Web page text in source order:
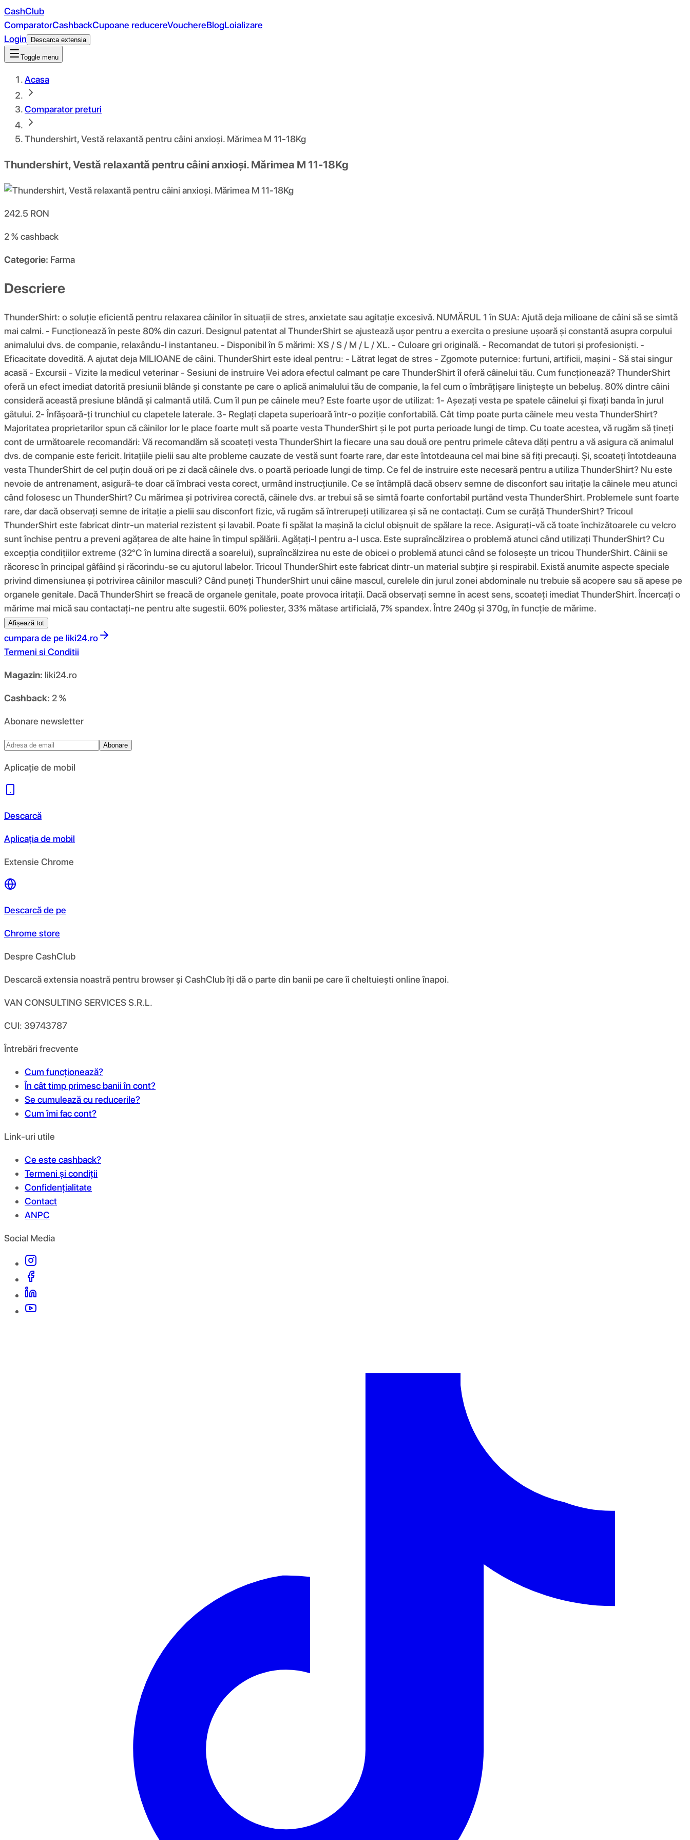
CashClub
ComparatorCashbackCupoane reducereVouchereBlogLoializare
Login
Descarca extensia
Toggle menu
Acasa
Comparator preturi
Thundershirt, Vestă relaxantă pentru câini anxioși. Mărimea M 11-18Kg
Thundershirt, Vestă relaxantă pentru câini anxioși. Mărimea M 11-18Kg
242.5 RON
2 %cashback
Categorie: Farma
Descriere
ThunderShirt: o soluție eficientă pentru relaxarea câinilor în situații de stres, anxietate sau agitație excesivă. NUMĂRUL 1 în SUA: Ajută deja milioane de câini să se simtă
mai calmi. - Funcționează în peste 80% din cazuri. Designul patentat al ThunderShirt se ajustează ușor pentru a exercita o presiune ușoară și constantă asupra corpului
animalului dvs. de companie, relaxându-l instantaneu. - Disponibil în 5 mărimi: XS / S / M / L / XL. - Culoare gri originală. - Recomandat de tutori și profesioniști. -
Eficacitate dovedită. A ajutat deja MILIOANE de câini. ThunderShirt este ideal pentru: - Lătrat legat de stres - Zgomote puternice: furtuni, artificii, mașini - Să stai singur
acasă - Excursii - Vizite la medicul veterinar - Sesiuni de instruire Vei adora efectul calmant pe care ThunderShirt îl oferă câinelui tău. Cum funcționează? ThunderShirt
oferă un efect imediat datorită presiunii blânde și constante pe care o aplică animalului tău de companie, la fel cum o îmbrățișare liniștește un bebeluș. 80% dintre câini
consideră această presiune blândă și calmantă utilă. Cum îl pun pe câinele meu? Este foarte ușor de utilizat: 1- Așezați vesta pe spatele câinelui și fixați banda în jurul
gâtului. 2- Înfășoară-ți trunchiul cu clapetele laterale. 3- Reglați clapeta superioară într-o poziție confortabilă. Cât timp poate purta câinele meu vesta ThunderShirt?
Majoritatea proprietarilor spun că câinilor lor le place foarte mult să poarte vesta ThunderShirt și le pot purta perioade lungi de timp. Cu toate acestea, vă rugăm să țineți
cont de următoarele recomandări: Vă recomandăm să scoateți vesta ThunderShirt la fiecare una sau două ore pentru primele câteva dăți pentru a vă asigura că animalul
dvs. de companie este fericit. Iritațiile pielii sau alte probleme cauzate de vestă sunt foarte rare, dar este întotdeauna cel mai bine să fiți precauți. Și, scoateți întotdeauna
vesta ThunderShirt de cel puțin două ori pe zi dacă câinele dvs. o poartă perioade lungi de timp. Ce fel de instruire este necesară pentru a utiliza ThunderShirt? Nu este
nevoie de antrenament, asigură-te doar că îmbraci vesta corect, urmând instrucțiunile. Ce se întâmplă dacă observ semne de disconfort sau iritație la câinele meu atunci
când folosesc un ThunderShirt? Cu mărimea și potrivirea corectă, câinele dvs. ar trebui să se simtă foarte confortabil purtând vesta ThunderShirt. Problemele sunt foarte
rare, dar dacă observați semne de iritație a pielii sau disconfort fizic, vă rugăm să întrerupeți utilizarea și să ne contactați. Cum se curăță ThunderShirt? Tricoul
ThunderShirt este fabricat dintr-un material rezistent și lavabil. Poate fi spălat la mașină la ciclul obișnuit de spălare la rece. Asigurați-vă că toate închizătoarele cu velcro
sunt închise pentru a preveni agățarea de alte haine în timpul spălării. Agățați-l pentru a-l usca. Este supraîncălzirea o problemă atunci când utilizați ThunderShirt? Cu
excepția condițiilor extreme (32°C în lumina directă a soarelui), supraîncălzirea nu este de obicei o problemă atunci când se folosește un tricou ThunderShirt. Câinii se
răcoresc în principal gâfâind și răcorindu-se cu ajutorul labelor. Tricoul ThunderShirt este fabricat dintr-un material subțire și respirabil. Există anumite aspecte speciale
privind dimensiunea și potrivirea câinilor masculi? Când puneți ThunderShirt unui câine mascul, curelele din jurul zonei abdominale nu trebuie să acopere sau să apese pe
organele genitale. Dacă ThunderShirt se freacă de organele genitale, poate provoca iritații. Dacă observați semne în acest sens, scoateți imediat ThunderShirt. Încercați o
mărime mai mică sau contactați-ne pentru alte sugestii. 60% poliester, 33% mătase artificială, 7% spandex. Între 240g și 370g, în funcție de mărime.
Afișează tot
cumpara de pe liki24.ro
Termeni si Conditii
Magazin: liki24.ro
Cashback: 2 %
Abonare newsletter
Abonare
Aplicație de mobil
Descarcă
Aplicația de mobil
Extensie Chrome
Descarcă de pe
Chrome store
Despre CashClub
Descarcă extensia noastră pentru browser și CashClub îți dă o parte din banii pe care îi cheltuiești online înapoi.
VAN CONSULTING SERVICES S.R.L.
CUI: 39743787
Întrebări frecvente
Cum funcționează?
În cât timp primesc banii în cont?
Se cumulează cu reducerile?
Cum îmi fac cont?
Link-uri utile
Ce este cashback?
Termeni și condiții
Confidențialitate
Contact
ANPC
Social Media